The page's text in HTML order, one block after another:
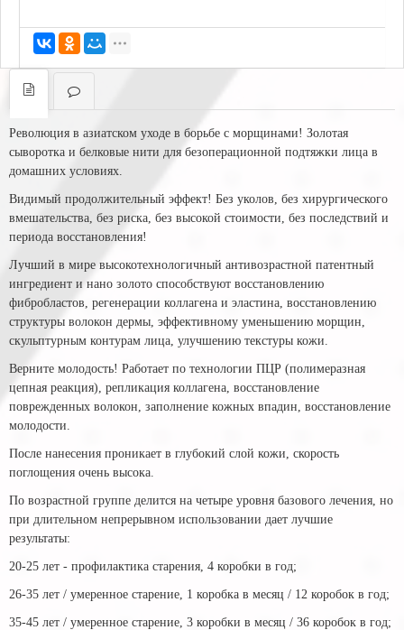
Революция в азиатском уходе в борьбе с морщинами! Золотая
сыворотка и белковые нити для безоперационной подтяжки лица в
домашних условиях.
Видимый продолжительный эффект! Без уколов, без хирургического
вмешательства, без риска, без высокой стоимости, без последствий и
периода восстановления!
Лучший в мире высокотехнологичный антивозрастной патентный
ингредиент и нано золото способствуют восстановлению
фибробластов, регенерации коллагена и эластина, восстановлению
структуры волокон дермы, эффективному уменьшению морщин,
скульптурным контурам лица, улучшению текстуры кожи.
Верните молодость! Работает по технологии ПЦР (полимеразная
цепная реакция), репликация коллагена, восстановление
поврежденных волокон, заполнение кожных впадин, восстановление
молодости.
После нанесения проникает в глубокий слой кожи, скорость
поглощения очень высока.
По возрастной группе делится на четыре уровня базового лечения, но
при длительном непрерывном использовании дает лучшие
результаты:
20-25 лет - профилактика старения, 4 коробки в год;
26-35 лет / умеренное старение, 1 коробка в месяц / 12 коробок в год;
35-45 лет / умеренное старение, 3 коробки в месяц / 36 коробок в год;